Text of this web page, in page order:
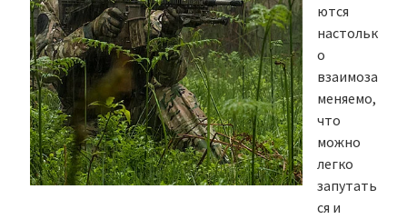
ются
настольк
о
взаимоза
меняемо,
что
можно
легко
запутать
ся и